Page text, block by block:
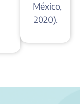
México,
2020).